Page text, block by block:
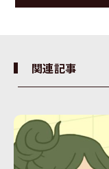
関連記事